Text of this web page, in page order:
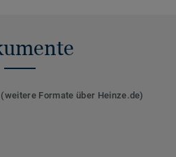
Formate über Heinze.de)